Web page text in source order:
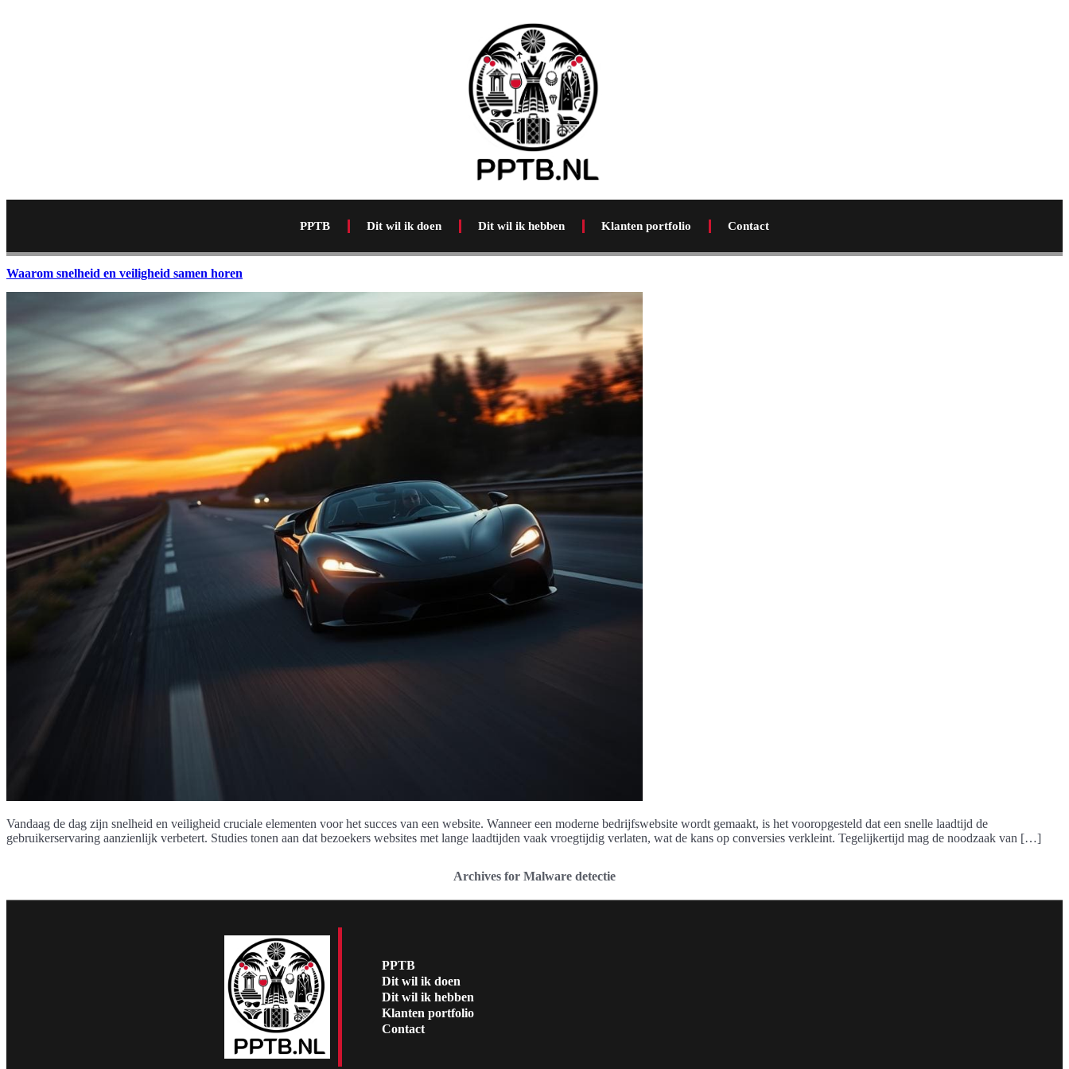
PPTB Dit wil ik doen Dit wil ik hebben Klanten portfolio Contact
Waarom snelheid en veiligheid samen horen
Vandaag de dag zijn snelheid en veiligheid cruciale elementen voor het succes van een website. Wanneer een moderne bedrijfswebsite wordt gemaakt, is het vooropgesteld dat een snelle laadtijd de
gebruikerservaring aanzienlijk verbetert. Studies tonen aan dat bezoekers websites met lange laadtijden vaak vroegtijdig verlaten, wat de kans op conversies verkleint. Tegelijkertijd mag de noodzaak van […]
Archives for Malware detectie
PPTB
Dit wil ik doen
Dit wil ik hebben
Klanten portfolio
Contact